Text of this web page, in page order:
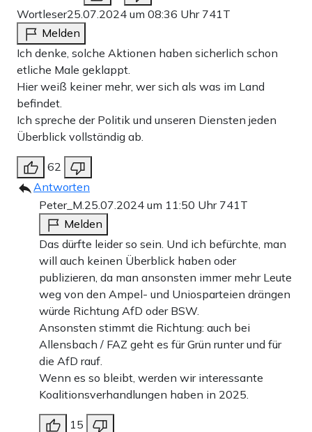
Wortleser25.07.2024 um 08:36 Uhr 741T
Melden
Ich denke, solche Aktionen haben sicherlich schon
etliche Male geklappt.
Hier weiß keiner mehr, wer sich als was im Land
befindet.
Ich spreche der Politik und unseren Diensten jeden
Überblick vollständig ab.
62
Antworten
Peter_M. 25.07.2024 um 11:50 Uhr 741T
Melden
Das dürfte leider so sein. Und ich befürchte, man
will auch keinen Überblick haben oder
publizieren, da man ansonsten immer mehr Leute
weg von den Ampel- und Uniosparteien drängen
würde Richtung AfD oder BSW.
Ansonsten stimmt die Richtung: auch bei
Allensbach / FAZ geht es für Grün runter und für
die AfD rauf.
Wenn es so bleibt, werden wir interessante
Koalitionsverhandlungen haben in 2025.
15